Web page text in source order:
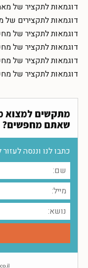
דוגמאות לתקציר של
דוגמאות לתקצירים של
דוגמאות לתקציר של
דוגמאות לתקציר של
דוגמאות לתקציר של
דוגמאות לתקציר של
מתקשים למצוא
שאתם מחפשים?
כתבו לנו וננסה